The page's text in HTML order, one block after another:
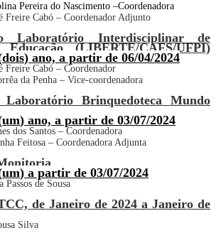
Pereira do Nascimento –Coordenadora
Freire Cabó – Coordenador Adjunto
Laboratório Interdisciplinar de
(LIBERTE/CAFS/UFPI)
dois) ano, a partir de 06/04/2024
Freire Cabó – Coordenador
da Penha – Vice-coordenadora
Laboratório Brinquedoteca Mundo
um) ano, a partir de 03/07/2024
dos Santos – Coordenadora
Feitosa – Coordenadora Adjunta
um) a partir de 03/07/2024
de Sousa
de Janeiro de 2024 a Janeiro de
Silva